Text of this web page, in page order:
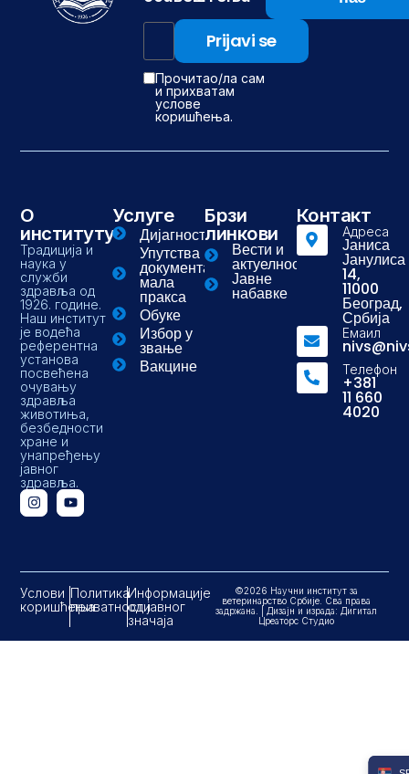
Прочитао/ла сам
и прихватам
услове
коришћења.
О
институту
Традиција и
наука у
служби
здравља од
1926. године.
Наш институт
је водећа
референтна
установа
посвећена
очувању
здравља
животиња,
безбедности
хране и
унапређењу
јавног
здравља.
Услуге
Дијагностика
Упутства и
документа-
мала
пракса
Обуке
Избор у
звање
Вакцине
Брзи
линкови
Вести и
актуелности
Јавне
набавке
Контакт
Адреса
Јаниса
Јанулиса
14,
11000
Београд,
Србија
Емаил
Телефон
+381
11 660
4020
Услови
коришћења
Политика
приватности
Информације
од јавног
значаја
©2026 Научни институт за
ветеринарство Србије. Сва права
задржана. | Дизајн и израда: Дигитал
Цреаторс Студио